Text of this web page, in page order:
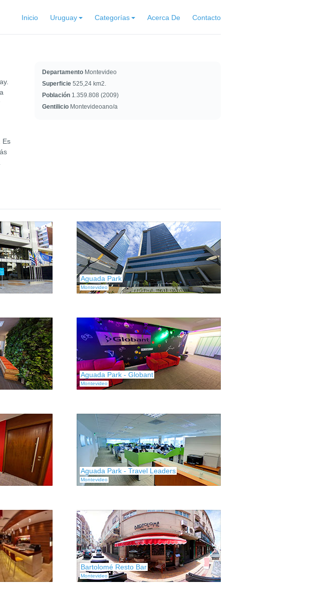
Inicio Uruguay Categorías Acerca De Contacto
Es
Departamento Montevideo
Superficie 525,24 km2.
Población 1.359.808 (2009)
Gentilicio Montevideoano/a
Aguada Park
Montevideo
Aguada Park - Globant
Montevideo
Aguada Park - Travel Leaders
Montevideo
Bartolomé Resto Bar
Montevideo